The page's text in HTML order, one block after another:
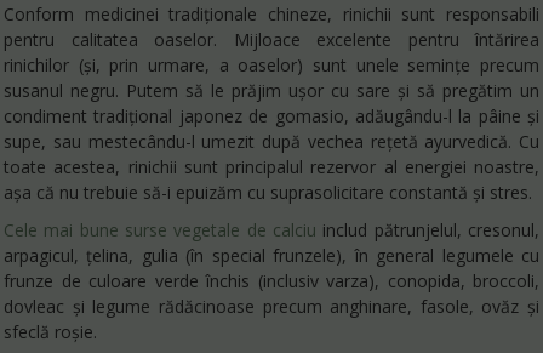
Conform medicinei tradiționale chineze, rinichii sunt responsabili
pentru calitatea oaselor. Mijloace excelente pentru întărirea
rinichilor (și, prin urmare, a oaselor) sunt unele semințe precum
susanul negru. Putem să le prăjim ușor cu sare și să pregătim un
condiment tradițional japonez de gomasio, adăugându-l la pâine și
supe, sau mestecându-l umezit după vechea rețetă ayurvedică. Cu
toate acestea, rinichii sunt principalul rezervor al energiei noastre,
așa că nu trebuie să-i epuizăm cu suprasolicitare constantă și stres.
Cele mai bune surse vegetale de calciu includ pătrunjelul, cresonul,
arpagicul, țelina, gulia (în special frunzele), în general legumele cu
frunze de culoare verde închis (inclusiv varza), conopida, broccoli,
dovleac și legume rădăcinoase precum anghinare, fasole, ovăz și
sfeclă roșie.